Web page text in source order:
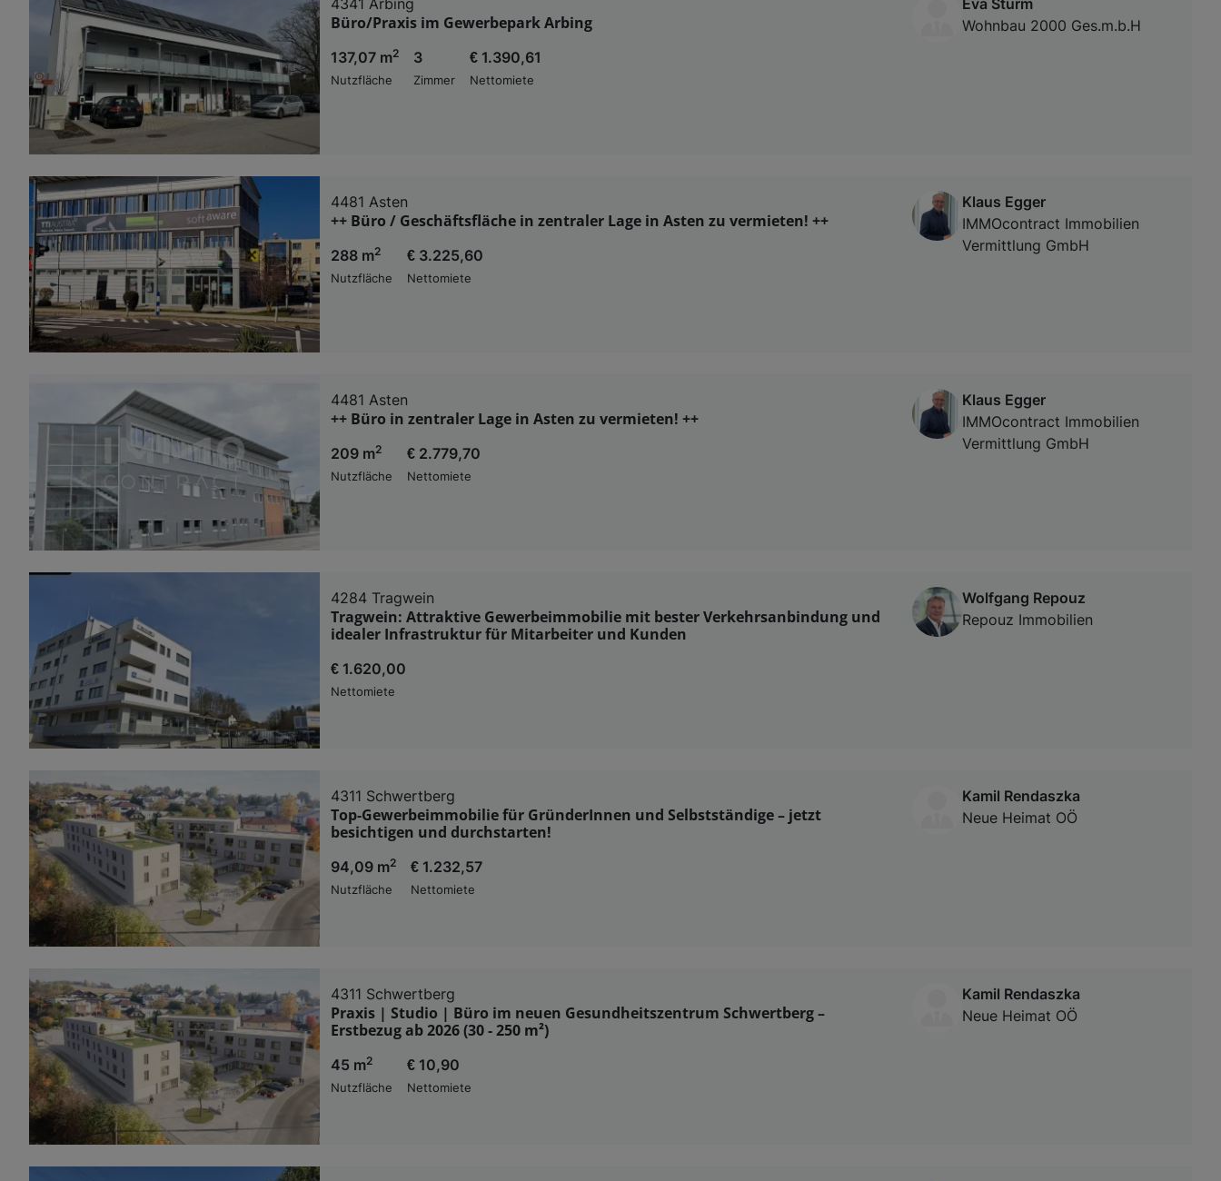
Büro/Praxis im Gewerbepark Arbing
137,07 m2
Nutzfläche
3
Zimmer
€ 1.390,61
Nettomiete
Wohnbau 2000 Ges.m.b.H
4481 Asten
++ Büro / Geschäftsfläche in zentraler Lage in Asten zu vermieten! ++
288 m2
Nutzfläche
€ 3.225,60
Nettomiete
Klaus Egger
IMMOcontract Immobilien
Vermittlung GmbH
4481 Asten
++ Büro in zentraler Lage in Asten zu vermieten! ++
209 m2
Nutzfläche
€ 2.779,70
Nettomiete
Klaus Egger
IMMOcontract Immobilien
Vermittlung GmbH
4284 Tragwein
Tragwein: Attraktive Gewerbeimmobilie mit bester Verkehrsanbindung und
idealer Infrastruktur für Mitarbeiter und Kunden
€ 1.620,00
Nettomiete
Wolfgang Repouz
Repouz Immobilien
4311 Schwertberg
Top-Gewerbeimmobilie für GründerInnen und Selbstständige – jetzt
besichtigen und durchstarten!
94,09 m2
Nutzfläche
€ 1.232,57
Nettomiete
Kamil Rendaszka
Neue Heimat OÖ
4311 Schwertberg
Praxis | Studio | Büro im neuen Gesundheitszentrum Schwertberg –
Erstbezug ab 2026 (30 - 250 m²)
45 m2
Nutzfläche
€ 10,90
Nettomiete
Kamil Rendaszka
Neue Heimat OÖ
Verwendung genauer Standortdaten. Endgeräteeigenschaften zur Identifikation aktiv abfragen. Speichern von oder Zugriff
Performance von Inhalten, Zielgruppenforschung sowie Entwicklung und Verbesserung von Angeboten.
Liste der Partner (Lieferanten)